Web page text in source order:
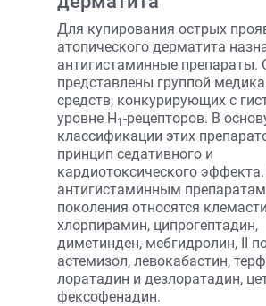
Для купирования острых
атопического дерматита
антигистаминные препараты.
представлены группой
средств, конкурирующих с
уровне Н1 -рецепторов. В
классификации этих
принцип седативного и
кардиотоксического
антигистаминным
поколения относятся
хлорпирамин, ципрогептадин,
диметинден, мебгидролин, II
астемизол, левокабастин,
лоратадин и дезлоратадин,
фексофенадин.